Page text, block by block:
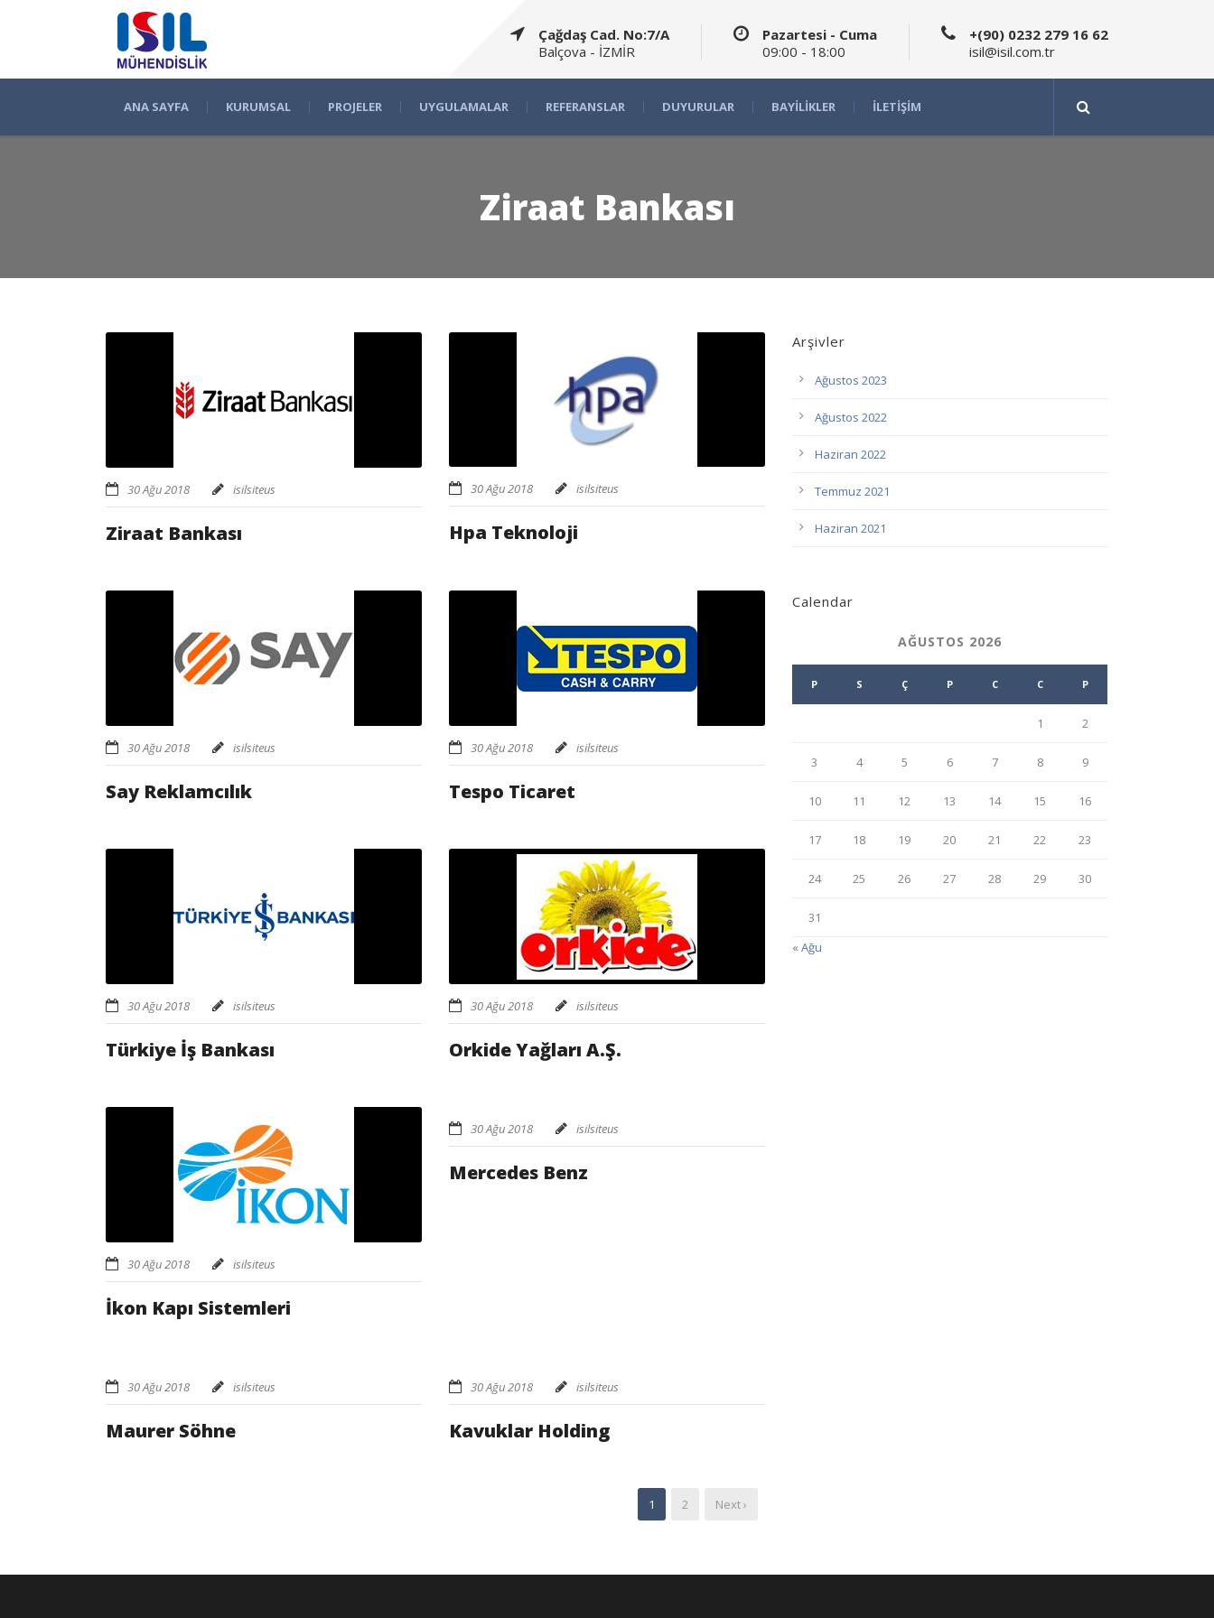
Çağdaş Cad. No:7/A
Balçova - İZMİR
Pazartesi - Cuma
09:00 - 18:00
+(90) 0232 279 16 62
isil@isil.com.tr
ANA SAYFA KURUMSAL PROJELER UYGULAMALAR REFERANSLAR DUYURULAR BAYILIKLER İLETIŞIM
Ziraat Bankası
30 Ağu 2018 isilsiteus
Ziraat Bankası
30 Ağu 2018 isilsiteus
Hpa Teknoloji
30 Ağu 2018 isilsiteus
Say Reklamcılık
30 Ağu 2018 isilsiteus
Tespo Ticaret
30 Ağu 2018 isilsiteus
Türkiye İş Bankası
30 Ağu 2018 isilsiteus
Orkide Yağları A.Ş.
30 Ağu 2018 isilsiteus
İkon Kapı Sistemleri
30 Ağu 2018 isilsiteus
Mercedes Benz
30 Ağu 2018 isilsiteus
Maurer Söhne
30 Ağu 2018 isilsiteus
Kavuklar Holding
1 2 Next ›
Arşivler
Ağustos 2023
Ağustos 2022
Haziran 2022
Temmuz 2021
Haziran 2021
Calendar
AĞUSTOS 2026
P S Ç P C C P
1 2
3 4 5 6 7 8 9
10 11 12 13 14 15 16
17 18 19 20 21 22 23
24 25 26 27 28 29 30
31
« Ağu